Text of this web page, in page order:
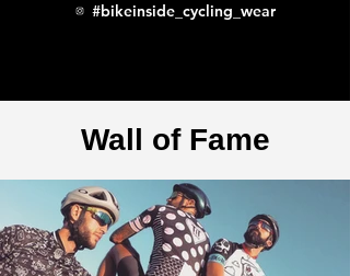
#bikeinside_cycling_wear
Wall of Fame